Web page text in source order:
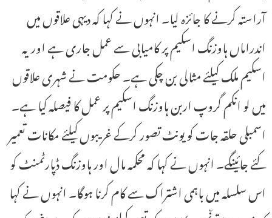
آراستہ کرنے کا جائزہ لیا۔ انہوں نے کہا کہ دیہی علاقوں میں
اندراماں ہاوزنگ اسکیم پر کامیابی سے عمل جاری ہے اور یہ
اسکیم ملک کیلئے مثالی بن چکی ہے۔ حکومت نے شہری علاقوں
میں لو انکم گروپ اربن ہاوزنگ اسکیم پر عمل کا فیصلہ کیا ہے۔
اسمبلی حلقہ جات کو یونٹ تصور کرکے غریبوں کیلئے مکانات تعمیر
کئے جائینگے۔ انہوں نے کہا کہ محکمہ مال اور ہاوزنگ ڈپارٹمنٹ کو
اس سلسلہ میں باہمی اشتراک سے کام کرنا ہوگا۔ انہوں نے کہا